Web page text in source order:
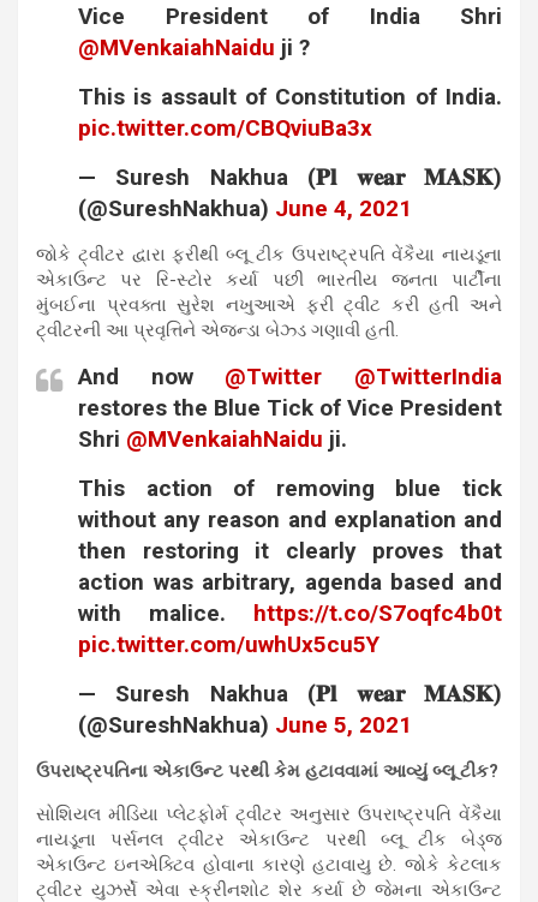
Vice President of India Shri
@MVenkaiahNaidu ji ?
This is assault of Constitution of India.
pic.twitter.com/CBQviuBa3x
— Suresh Nakhua (𝐏𝐥 𝐰𝐞𝐚𝐫 𝐌𝐀𝐒𝐊)
(@SureshNakhua) June 4, 2021
જોકે ટ્વીટર દ્વારા ફરીથી બ્લૂ ટીક ઉપરાષ્ટ્રપતિ વેંકૈયા નાયડૂના
એકાઉન્ટ પર રિ-સ્ટોર કર્યા પછી ભારતીય જનતા પાર્ટીના
મુંબઈના પ્રવક્તા સુરેશ નખુઆએ ફરી ટ્વીટ કરી હતી અને
ટ્વીટરની આ પ્રવૃત્તિને એજન્ડા બેઝ્ડ ગણાવી હતી.
And now @Twitter
@TwitterIndia
restores the Blue Tick of Vice President
Shri @MVenkaiahNaidu ji.
This action of removing blue tick
without any reason and explanation and
then restoring it clearly proves that
action was arbitrary, agenda based and
with malice. https://t.co/S7oqfc4b0t
pic.twitter.com/uwhUx5cu5Y
— Suresh Nakhua (𝐏𝐥 𝐰𝐞𝐚𝐫 𝐌𝐀𝐒𝐊)
(@SureshNakhua) June 5, 2021
ઉપરાષ્ટ્રપતિના એકાઉન્ટ પરથી કેમ હટાવવામાં આવ્યું બ્લૂ ટીક?
સોશિયલ મીડિયા પ્લેટફોર્મ ટ્વીટર અનુસાર ઉપરાષ્ટ્રપતિ વેંકૈયા
નાયડૂના પર્સનલ ટ્વીટર એકાઉન્ટ પરથી બ્લૂ ટીક બેડ્જ
એકાઉન્ટ ઇનએક્ટિવ હોવાના કારણે હટાવાયુ છે. જોકે કેટલાક
ટ્વીટર યુઝર્સે એવા સ્ક્રીનશોટ શેર કર્યા છે જેમના એકાઉન્ટ